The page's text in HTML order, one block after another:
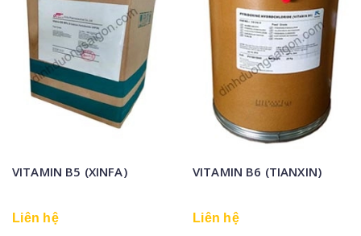
VITAMIN B5 (XINFA)
Liên hệ
VITAMIN B6 (TIANXIN)
Liên hệ